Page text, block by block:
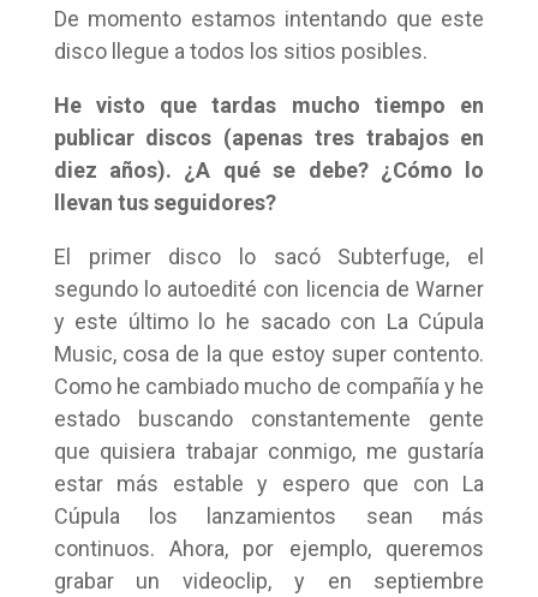
De momento estamos intentando que este
disco llegue a todos los sitios posibles.
He visto que tardas mucho tiempo en
publicar discos (apenas tres trabajos en
diez años). ¿A qué se debe? ¿Cómo lo
llevan tus seguidores?
El primer disco lo sacó Subterfuge, el
segundo lo autoedité con licencia de Warner
y este último lo he sacado con La Cúpula
Music, cosa de la que estoy super contento.
Como he cambiado mucho de compañía y he
estado buscando constantemente gente
que quisiera trabajar conmigo, me gustaría
estar más estable y espero que con La
Cúpula los lanzamientos sean más
continuos. Ahora, por ejemplo, queremos
grabar un videoclip, y en septiembre